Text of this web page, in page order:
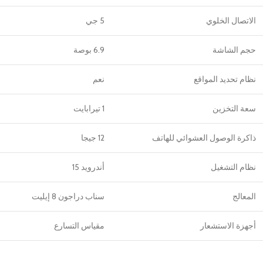
الاتصال الخلوي 5 جي
حجم الشاشة 6.9 بوصة
نظام تحديد المواقع نعم
سعة التخزين 1 تيرابايت
ذاكرة الوصول العشوائي للهاتف 12 جيجا
نظام التشغيل أندرويد 15
المعالج سناب دراجون 8 إيليت
أجهزة الاستشعار مقياس التسارع